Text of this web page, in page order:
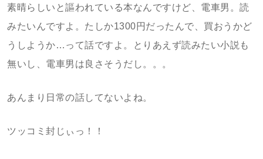
素晴らしいと謳われている本なんですけど、電車男。読
みたいんですよ。たしか1300円だったんで、買おうかど
うしようか…って話ですよ。とりあえず読みたい小説も
無いし、電車男は良さそうだし。。。
あんまり日常の話してないよね。
ツッコミ封じぃっ！！